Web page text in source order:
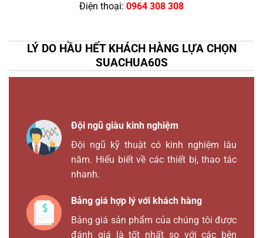
Điện thoại: 0964 308 308
LÝ DO HẦU HẾT KHÁCH HÀNG LỰA CHỌN
SUACHUA60S
Đội ngũ giàu kinh nghiệm
Đội ngũ kỹ thuật có kinh nghiệm lâu
năm. Hiểu biết về các thiết bị, thao tác
nhanh.
Bảng giá hợp lý với khách hàng
Bảng giá sản phẩm của chúng tôi được
đánh giá là tốt nhất so với các bên